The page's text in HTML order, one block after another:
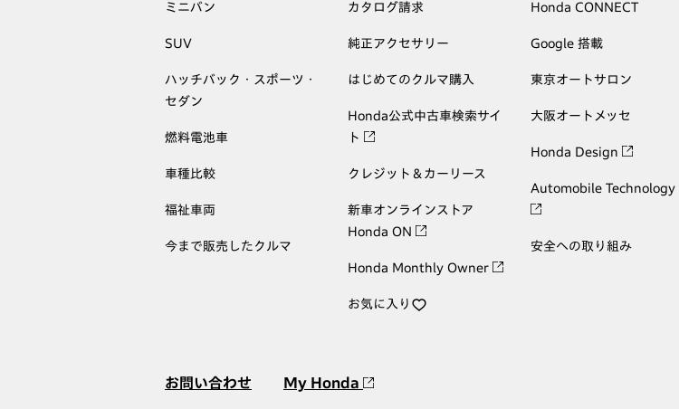
ミニバン
SUV
ハッチバック・スポーツ・
セダン
燃料電池車
車種比較
福祉車両
今まで販売したクルマ
カタログ請求
純正アクセサリー
はじめてのクルマ購入
Honda公式中古車検索サイ
ト
クレジット＆カーリース
新車オンラインストア
Honda ON
Honda Monthly Owner
お気に入り
Honda CONNECT
Google 搭載
東京オートサロン
大阪オートメッセ
Honda Design
Automobile Technology
安全への取り組み
お問い合わせ My Honda